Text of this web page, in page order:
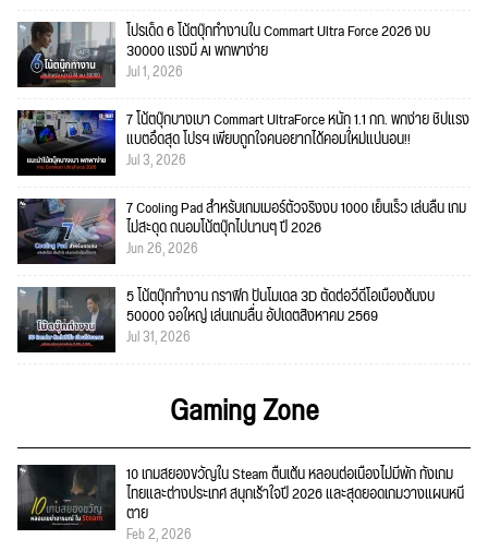
โปรเด็ด 6 โน้ตบุ๊กทำงานใน Commart Ultra Force 2026 งบ
30000 แรงมี AI พกพาง่าย
Jul 1, 2026
7 โน้ตบุ๊กบางเบา Commart UltraForce หนัก 1.1 กก. พกง่าย ชิปแรง
แบตอึดสุด โปรฯ เพียบถูกใจคนอยากได้คอมใ่หม่แน่นอน!!
Jul 3, 2026
7 Cooling Pad สำหรับเกมเมอร์ตัวจริงงบ 1000 เย็นเร็ว เล่นลื่น เกม
ไม่สะดุด ถนอมโน้ตบุ๊กไปนานๆ ปี 2026
Jun 26, 2026
5 โน้ตบุ๊กทำงาน กราฟิก ปั้นโมเดล 3D ตัดต่อวีดีโอเบื้องต้นงบ
50000 จอใหญ่ เล่นเกมลื่น อัปเดตสิงหาคม 2569
Jul 31, 2026
Gaming Zone
10 เกมสยองขวัญใน Steam ตื่นเต้น หลอนต่อเนื่องไม่มีพัก ทั้งเกม
ไทยและต่างประเทศ สนุกเร้าใจปี 2026 และสุดยอดเกมวางแผนหนี
ตาย
Feb 2, 2026